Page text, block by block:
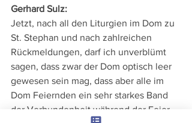
Gerhard Sulz:
Jetzt, nach all den Liturgien im Dom zu
St. Stephan und nach zahlreichen
Rückmeldungen, darf ich unverblümt
sagen, dass zwar der Dom optisch leer
gewesen sein mag, dass aber alle im
Dom Feiernden ein sehr starkes Band
der Verbundenheit während der Feier